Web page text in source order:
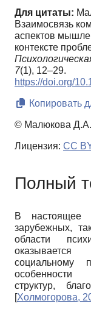
Для цитаты:
Взаимосвязь
аспектов
контексте
7(1), 12–29.
https://doi.org/
Копировать
© Малюкова
Лицензия: CC
Полный
В настоящее
зарубежных,
области
оказывается
особенности
структур,
[Холмогорова,